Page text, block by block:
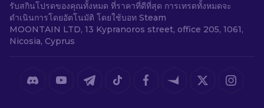
รับสกินโปรดของคุณทั้งหมด ที่ราคาที่ดีที่สุด การเทรดทั้งหมดจะ
ดำเนินการโดยอัตโนมัติ โดยใช้บอท Steam
MOONTAIN LTD, 13 Kypranoros street, office 205, 1061,
Nicosia, Cyprus